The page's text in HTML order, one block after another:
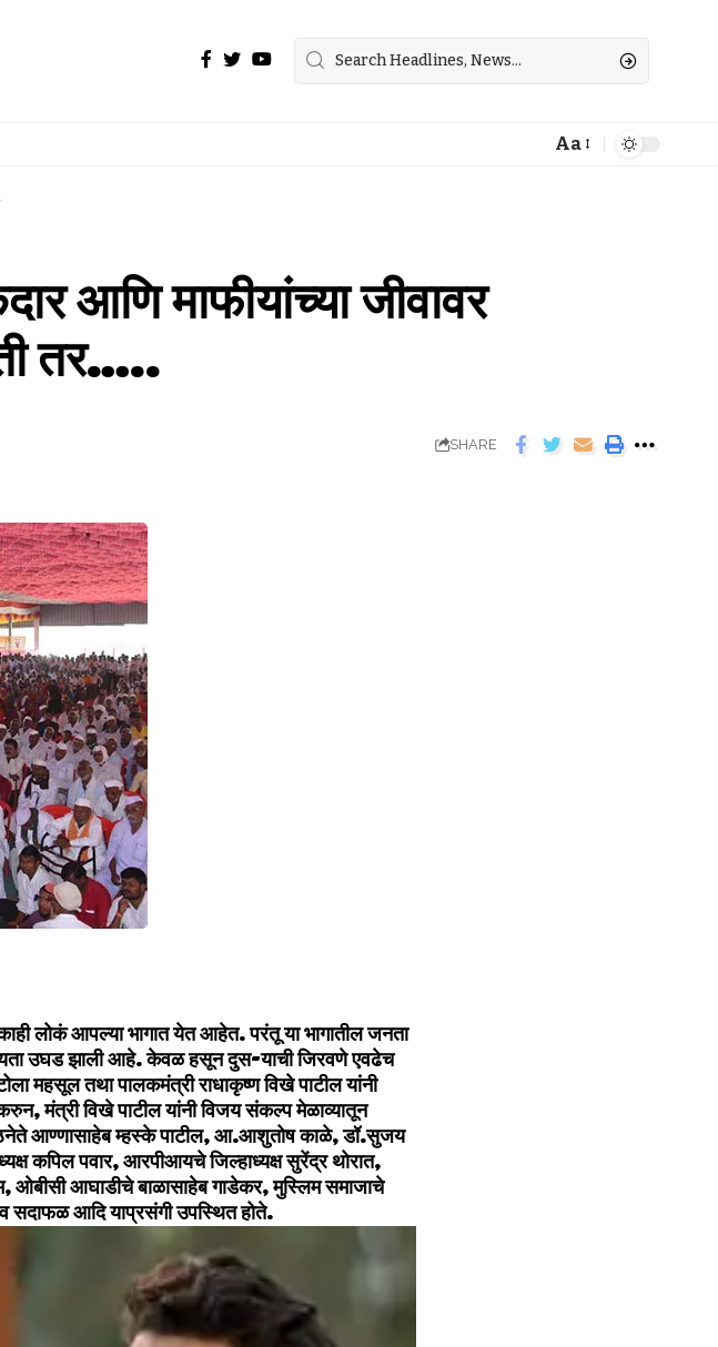
Aa
आणि माफीयांच्‍या जीवावर
तर…..
SHARE
लोकं आपल्‍या भागात येत आहेत. परंतू या भागातील जनता
उघड झाली आहे. केवळ हसून दुस-याची जिरवणे एवढेच
महसूल तथा पालकमंत्री राधाकृष्‍ण विखे पाटील यांनी
मंत्री विखे पाटील यांनी विजय संकल्‍प मेळाव्‍यातून
आण्‍णासाहेब म्‍हस्‍के पाटील, आ.आशुतोष काळे, डॉ.सुजय
कपिल पवार, आरपीआयचे जिल्‍हाध्‍यक्ष सुरेंद्र थोरात,
ओबीसी आघाडीचे बाळासाहेब गाडेकर, मुस्लिम समाजाचे
सदाफळ आदि याप्रसंगी उपस्थित होते.